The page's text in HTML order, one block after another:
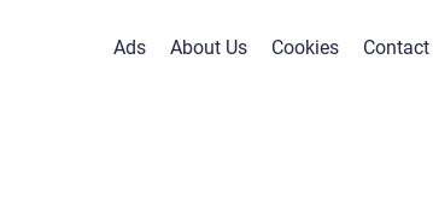
Ads About Us Cookies Contact